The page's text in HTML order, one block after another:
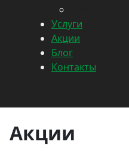
Услуги
Акции
Блог
Контакты
Акции